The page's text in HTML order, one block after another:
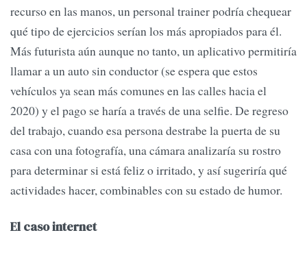
recurso en las manos, un personal trainer podría chequear
qué tipo de ejercicios serían los más apropiados para él.
Más futurista aún aunque no tanto, un aplicativo permitiría
llamar a un auto sin conductor (se espera que estos
vehículos ya sean más comunes en las calles hacia el
2020) y el pago se haría a través de una selfie. De regreso
del trabajo, cuando esa persona destrabe la puerta de su
casa con una fotografía, una cámara analizaría su rostro
para determinar si está feliz o irritado, y así sugeriría qué
actividades hacer, combinables con su estado de humor.
El caso internet